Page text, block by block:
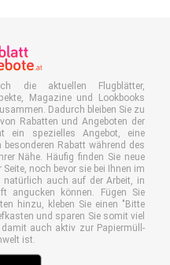
die aktuellen Flugblätter,
Magazine und Lookbooks
Dadurch bleiben Sie zu
Rabatten und Angeboten der
ein spezielles Angebot, eine
besonderen Rabatt während des
Nähe. Häufig finden Sie neue
noch bevor sie bei Ihnen im
natürlich auch auf der Arbeit, in
angucken können. Fügen Sie
hinzu, kleben Sie einen "Bitte
und sparen Sie somit viel
auch aktiv zur Papiermüll-
ist.